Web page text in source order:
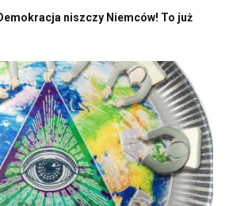
niszczy Niemców! To już